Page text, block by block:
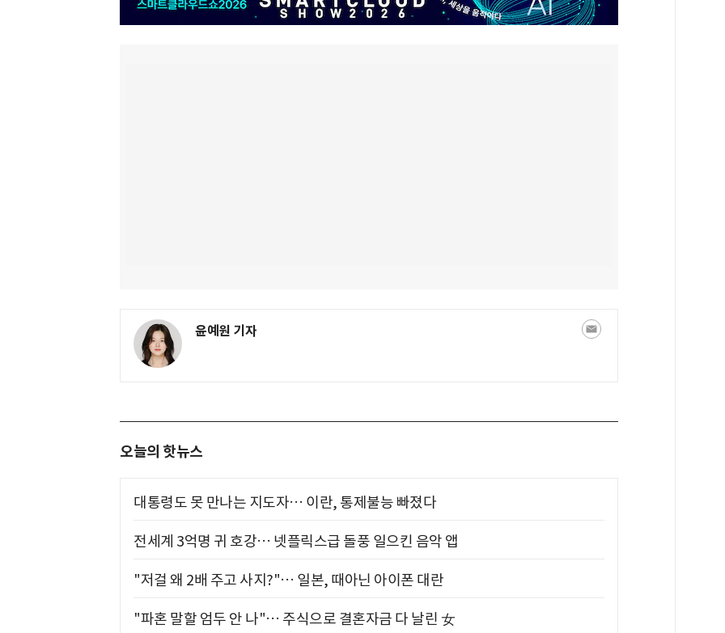
윤예원 기자
오늘의 핫뉴스
대통령도 못 만나는 지도자… 이란, 통제불능 빠졌다
전세계 3억명 귀 호강… 넷플릭스급 돌풍 일으킨 음악 앱
"저걸 왜 2배 주고 사지?"… 일본, 때아닌 아이폰 대란
"파혼 말할 엄두 안 나"… 주식으로 결혼자금 다 날린 女